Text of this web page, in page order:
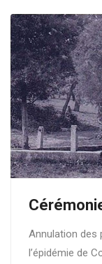
Annulation des
l’épidémie de